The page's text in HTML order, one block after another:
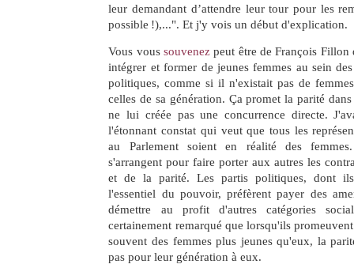
leur demandant d’attendre leur tour pour les
possible !),...". Et j'y vois un début d'explication.
Vous voussouvenez peut être de François
intégrer et former de jeunes femmes au sein
politiques, comme si il n'existait pas de
celles de sa génération. Ça promet la parité
ne lui créée pas une concurrence directe.
l'étonnant constat qui veut que tous les
au Parlement soient en réalité des
s'arrangent pour faire porter aux autres les
et de la parité. Les partis politiques, dont ils
l'essentiel du pouvoir, préfèrent payer des
démettre au profit d'autres catégories
certainement remarqué que lorsqu'ils
souvent des femmes plus jeunes qu'eux, la
pas pour leur génération à eux.